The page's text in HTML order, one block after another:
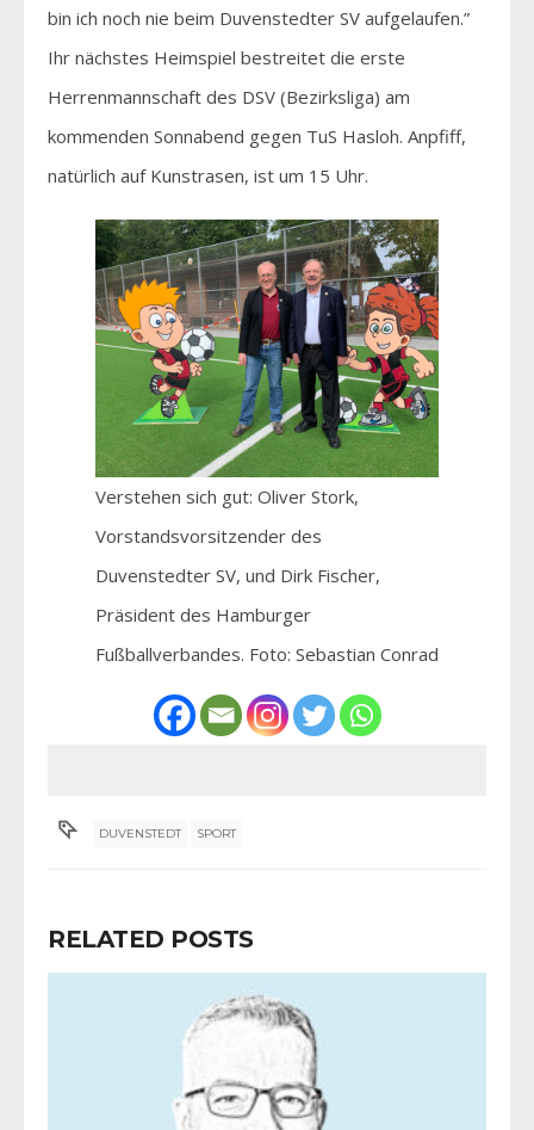
bin ich noch nie beim Duvenstedter SV aufgelaufen.”
Ihr nächstes Heimspiel bestreitet die erste
Herrenmannschaft des DSV (Bezirksliga) am
kommenden Sonnabend gegen TuS Hasloh. Anpfiff,
natürlich auf Kunstrasen, ist um 15 Uhr.
Verstehen sich gut: Oliver Stork,
Vorstandsvorsitzender des
Duvenstedter SV, und Dirk Fischer,
Präsident des Hamburger
Fußballverbandes. Foto: Sebastian Conrad
DUVENSTEDT SPORT
RELATED POSTS